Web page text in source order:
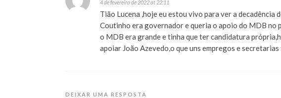
4 de fevereiro de 2022 at 22:11
Tião Lucena ,hoje eu estou vivo para ver a decadência
Coutinho era governador e queria o apoio do MDB no
o MDB era grande e tinha que ter candidatura
apoiar João Azevedo,o que uns empregos e
DEIXAR UMA RESPOSTA